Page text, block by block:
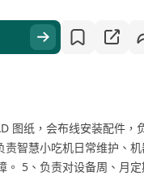
图纸，会布线安装配件
智慧小吃机日常维护、
。 5、负责对设备周、月